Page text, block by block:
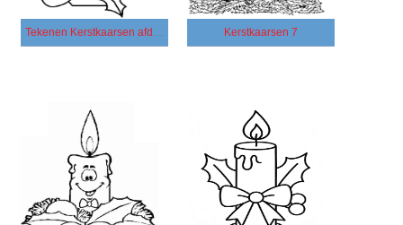
Tekenen Kerstkaarsen afdrukbaar basis Kerstkaarsen 7